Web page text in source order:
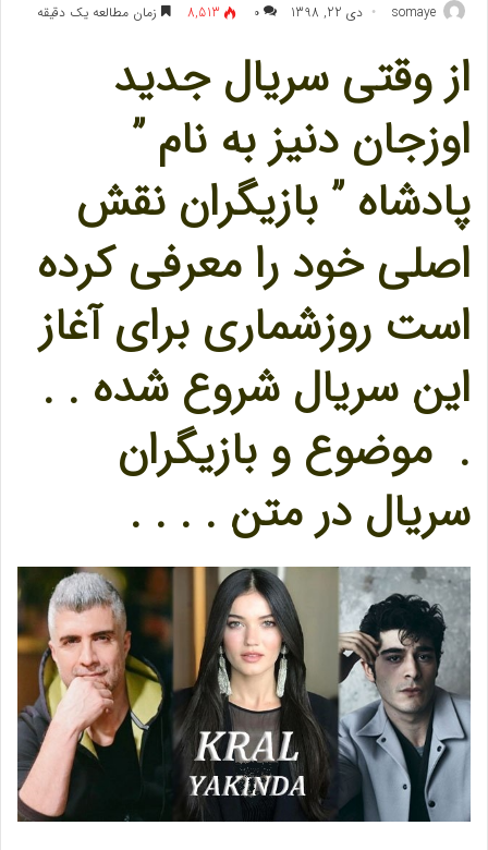
somaye دی 22, 1398 ۰ 8,513 زمان مطالعه یک دقیقه
از وقتی سریال جدید
اوزجان دنیز به نام ”
پادشاه ” بازیگران نقش
اصلی خود را معرفی کرده
است روزشماری برای آغاز
این سریال شروع شده . .
. موضوع و بازیگران
سریال در متن . . . .